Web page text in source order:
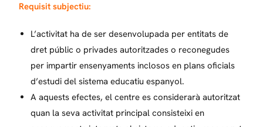
Requisit subjectiu:
L’activitat ha de ser desenvolupada per entitats de
dret públic o privades autoritzades o reconegudes
per impartir ensenyaments inclosos en plans oficials
d’estudi del sistema educatiu espanyol.
A aquests efectes, el centre es considerarà autoritzat
quan la seva activitat principal consisteixi en